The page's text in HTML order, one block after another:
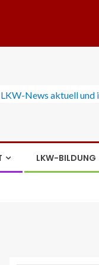
LKW-BILDUNG